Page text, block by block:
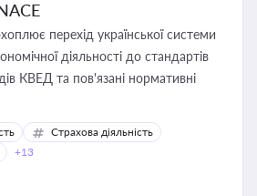
перехід української системи
діяльності до стандартів
КВЕД та пов'язані нормативні
Страхова діяльність
+13